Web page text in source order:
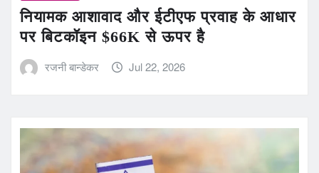
नियामक आशावाद और ईटीएफ प्रवाह के आधार
पर बिटकॉइन $66K से ऊपर है
रजनी बान्डेकर Jul 22, 2026